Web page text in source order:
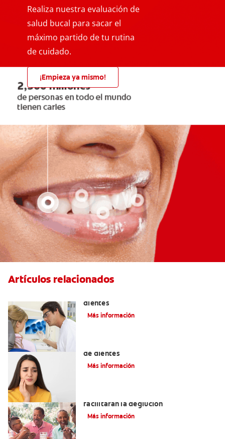
Realiza nuestra evaluación de
salud bucal para sacar el
máximo partido de tu rutina
de cuidado.
¡Empieza ya mismo!
Artículos relacionados
dientes
Más información
de dientes
Más información
facilitarán la deglución
Más información